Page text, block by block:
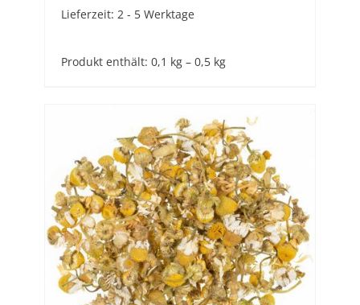
Lieferzeit: 2 - 5 Werktage
Produkt enthält: 0,1 kg – 0,5 kg